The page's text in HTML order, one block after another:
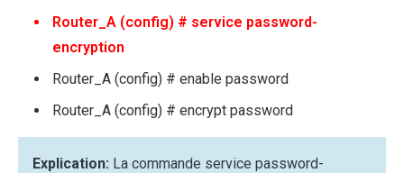
Router_A (config) # service password-
encryption
Router_A (config) # enable password
Router_A (config) # encrypt password
Explication: La commande service password-